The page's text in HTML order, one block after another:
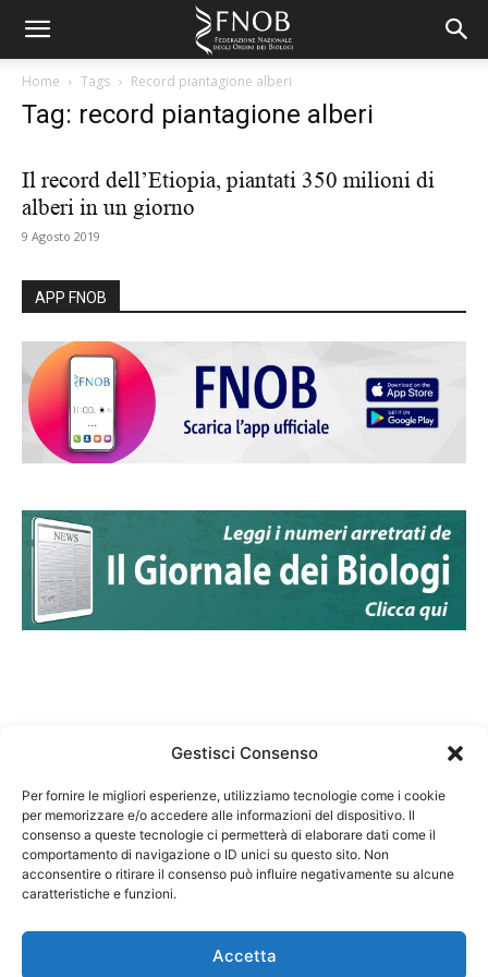
Gestisci Consenso
Per fornire le migliori esperienze, utilizziamo tecnologie come i cookie
per memorizzare e/o accedere alle informazioni del dispositivo. Il
consenso a queste tecnologie ci permetterà di elaborare dati come il
comportamento di navigazione o ID unici su questo sito. Non
acconsentire o ritirare il consenso può influire negativamente su alcune
caratteristiche e funzioni.
Accetta
Home Tags Record piantagione alberi
Tag: record piantagione alberi
Il record dell’Etiopia, piantati 350 milioni di
alberi in un giorno
9 Agosto 2019
APP FNOB
Federazione Nazionale Degli Ordini dei Biologi:
codice fiscale 80069130583
Responsabile sito internet www.fnob.it: Vincenzo